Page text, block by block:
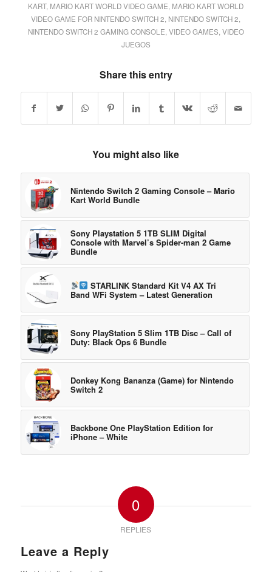
KART, MARIO KART WORLD VIDEO GAME MARIO KART WORLD
VIDEO GAME FOR NINTENDO SWITCH 2 NINTENDO SWITCH 2
NINTENDO SWITCH 2 GAMING CONSOLE VIDEO GAMES VIDEO
JUEGOS
Share this entry
You might also like
Nintendo Switch 2 Gaming Console – Mario
Kart World Bundle
Sony Playstation 5 1TB SLIM Digital
Console with Marvel’s Spider-man 2 Game
Bundle
STARLINK Standard Kit V4 AX Tri
Band WFi System – Latest Generation
Sony PlayStation 5 Slim 1TB Disc – Call of
Duty: Black Ops 6 Bundle
Donkey Kong Bananza (Game) for Nintendo
Switch 2
Backbone One PlayStation Edition for
iPhone – White
0
REPLIES
Leave a Reply